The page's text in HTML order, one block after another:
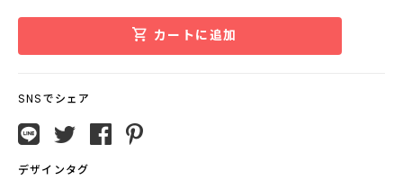
カートに追加
SNSでシェア
デザインタグ